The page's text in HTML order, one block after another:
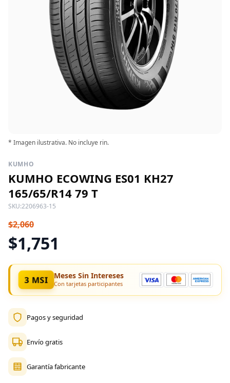
* Imagen ilustrativa. No incluye rin.
KUMHO
KUMHO ECOWING ES01 KH27
165/65/R14 79 T
SKU:2206963-15
$2,060
$1,751
3 MSI Meses Sin Intereses
Con tarjetas participantes
Pagos y seguridad
Envío gratis
Garantía fabricante